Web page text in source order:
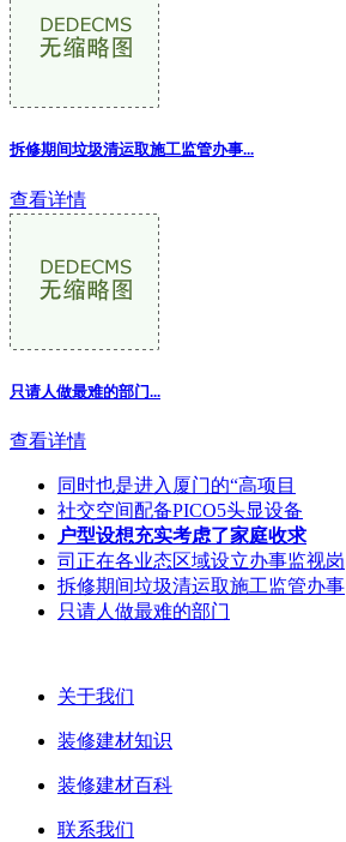
拆修期间垃圾清运取施工监管办事...
查看详情
只请人做最难的部门...
查看详情
同时也是进入厦门的“高项目
社交空间配备PICO5头显设备
户型设想充实考虑了家庭收求
司正在各业态区域设立办事监视岗
拆修期间垃圾清运取施工监管办事
只请人做最难的部门
关于我们
装修建材知识
装修建材百科
联系我们